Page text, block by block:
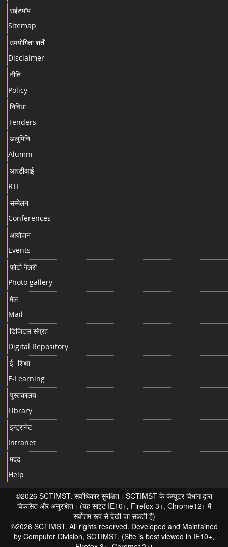
सईटमॉप
Sitemap
उपयोगिता शर्तें
Disclaimer
नीति
Policy
निविधा
Tenders
अलुमिनि
Alumni
आरटीआई
RTI
सम्मेलन
Conferences
आयोजन
Events
फोटो गैलरी
Photo gallery
मेल
Mail
डिजिटल संग्रह
Digital Repository
ई- शिक्षा
E-Learning
पुस्तकालय
Library
इन्ट्रानेट
Intranet
मदद
Help
©2026 SCTIMST. सर्वाधिकार सुरक्षित। SCTIMST के कंप्यूटर विभाग द्वारा
विकसित और अनुरक्षित। (यह साइट IE10+, Firefox 3+, Chrome12+ में
सर्वोत्तम रूप से देखी जा सकती है)
©2026 SCTIMST. All rights reserved. Developed and Maintained
by Computer Division, SCTIMST. (Site is best viewed in IE10+,